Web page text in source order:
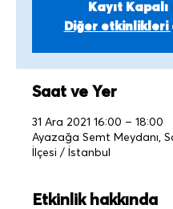
Kayıt Kapalı
Diğer etkinlikleri
Saat ve Yer
31 Ara 2021 16:00 – 18:00
Ayazağa Semt Meydanı,
İlçesi / İstanbul
Etkinlik hakkında